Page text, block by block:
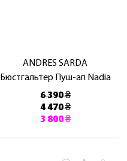
ANDRES SARDA
Бюстгальтер Пуш-ап Nadia
6 390 ₴
4 470 ₴
3 800 ₴